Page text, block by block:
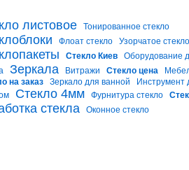
листовое Тонированное стекло
Флоат стекло Узорчатое стекло
Стекло Киев
Оборудование
Зеркала Витражи Стекло цена
на заказ
Зеркало для ванной
Инструмент
Стекло 4мм Фурнитура стекло
стекла Оконное стекло